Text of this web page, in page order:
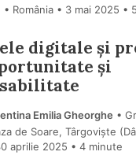
România
3 mai 2025 •
digitale și
și
Emilia Gheorghe •
de Soare, Târgoviște
aprilie 2025 • 4 minute